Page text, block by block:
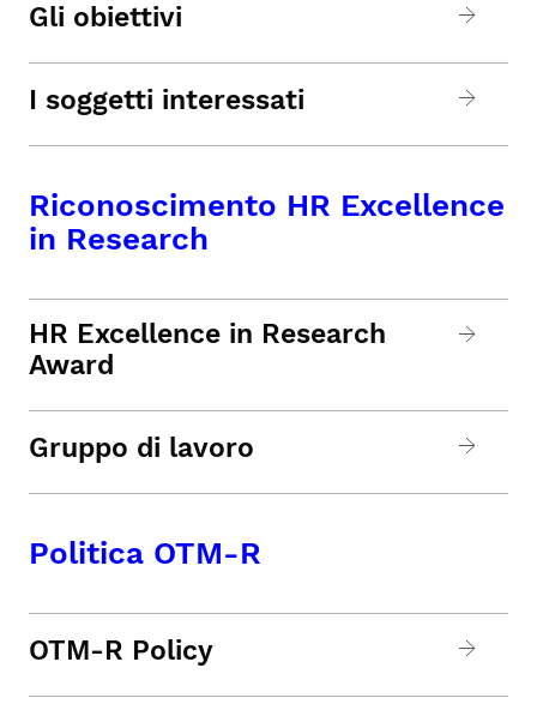
Gli obiettivi
I soggetti interessati
Riconoscimento HR Excellence
in Research
HR Excellence in Research
Award
Gruppo di lavoro
Politica OTM-R
OTM-R Policy